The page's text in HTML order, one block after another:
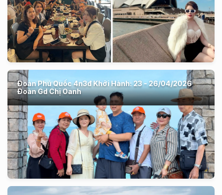
Đoàn Phú Quốc 4n3đ Khởi Hành: 23 - 26/04/2026
Đoàn Gd Chị Oanh